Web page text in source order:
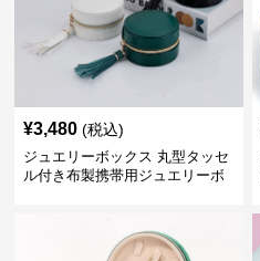
¥3,480 (税込)
ジュエリーボックス 丸型タッセ
ル付き布製携帯用ジュエリーボ